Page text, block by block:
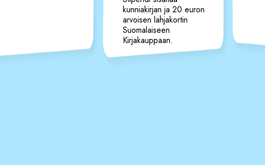
kunniakirjan ja 20 euron
arvoisen lahjakortin
Suomalaiseen
Kirjakauppaan.